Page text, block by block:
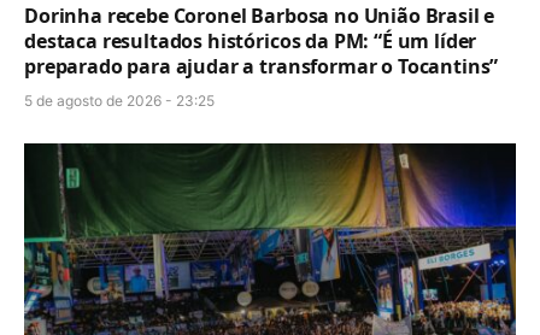
Dorinha recebe Coronel Barbosa no União Brasil e
destaca resultados históricos da PM: “É um líder
preparado para ajudar a transformar o Tocantins”
5 de agosto de 2026 - 23:25